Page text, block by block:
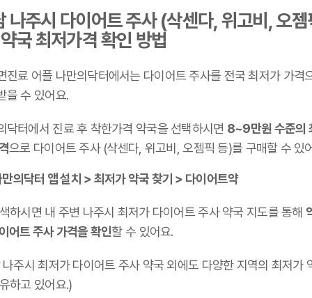
나주시 다이어트 주사 (삭센다, 위고비, 오젬
국 최저가격 확인 방법
진료 어플 나만의닥터에서는 다이어트 주사를 전국 최저가 가격
을 수 있어요.
닥터에서 진료 후 착한가격 약국을 선택하시면 8~9만원 수준의
으로 다이어트 주사 (삭센다, 위고비, 오젬픽 등)를 구매할 수 있
의닥터 앱 설치 > 최저가 약국 찾기 > 다이어트약
하시면 내 주변 나주시 최저가 다이어트 주사 약국 지도를 통해
어트 주사 가격을 확인할 수 있어요.
주시 최저가 다이어트 주사 약국 외에도 다양한 지역의 최저가
하고 있어요.)